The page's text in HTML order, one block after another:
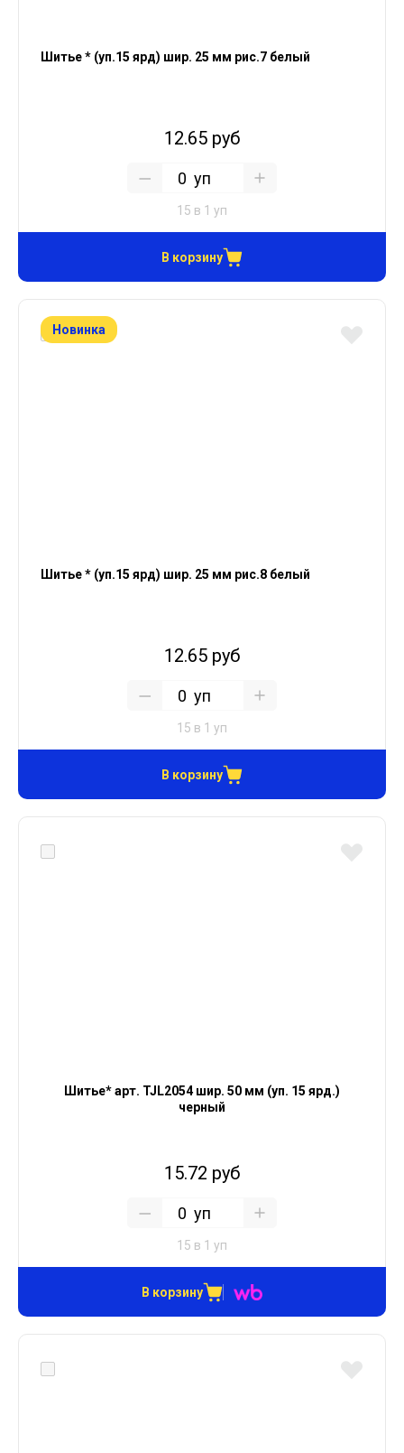
Шитье * (уп.15 ярд) шир. 25 мм рис.7 белый
12.65 руб
уп
15 в 1 уп
В корзину
Новинка
Шитье * (уп.15 ярд) шир. 25 мм рис.8 белый
12.65 руб
уп
15 в 1 уп
В корзину
Шитье* арт. TJL2054 шир. 50 мм (уп. 15 ярд.)
черный
15.72 руб
уп
15 в 1 уп
В корзину